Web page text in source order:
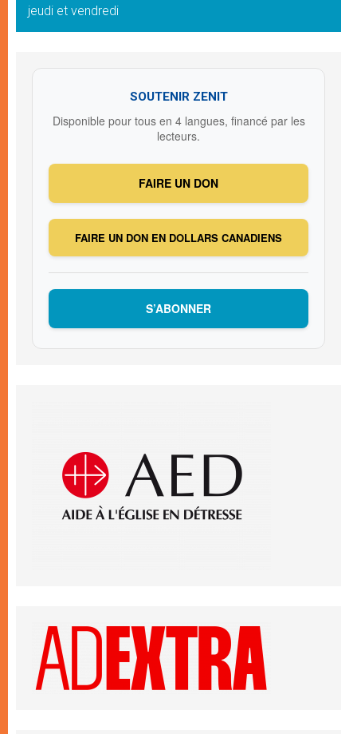
jeudi et vendredi
SOUTENIR ZENIT
Disponible pour tous en 4 langues, financé par les
lecteurs.
FAIRE UN DON
FAIRE UN DON EN DOLLARS CANADIENS
S’ABONNER